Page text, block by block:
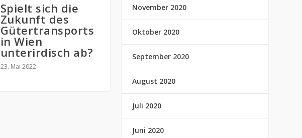
Spielt sich die
Zukunft des
Gütertransports
in Wien
unterirdisch ab?
23. Mai 2022
November 2020
Oktober 2020
September 2020
August 2020
Juli 2020
Juni 2020